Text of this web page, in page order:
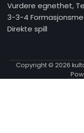
Vurdere egnethet,
3-3-4
Direkte spill
Copyright © 2026